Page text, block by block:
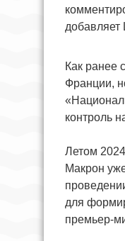
добавляет
Как ранее
Франции,
контроль
Летом
Макрон
для
премьер-